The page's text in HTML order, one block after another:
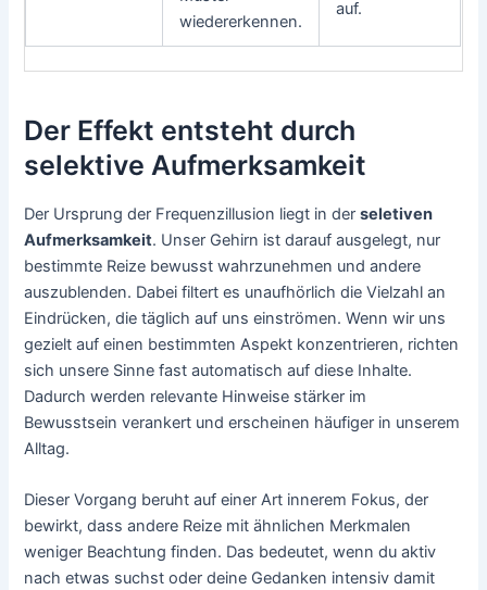
wiedererkennen.
auf.
Der Effekt entsteht durch
selektive Aufmerksamkeit
Der Ursprung der Frequenzillusion liegt in derseletiven
Aufmerksamkeit. Unser Gehirn ist darauf ausgelegt, nur
bestimmte Reize bewusst wahrzunehmen und andere
auszublenden. Dabei filtert es unaufhörlich die Vielzahl an
Eindrücken, die täglich auf uns einströmen. Wenn wir uns
gezielt auf einen bestimmten Aspekt konzentrieren, richten
sich unsere Sinne fast automatisch auf diese Inhalte.
Dadurch werden relevante Hinweise stärker im
Bewusstsein verankert und erscheinen häufiger in unserem
Alltag.
Dieser Vorgang beruht auf einer Art innerem Fokus, der
bewirkt, dass andere Reize mit ähnlichen Merkmalen
weniger Beachtung finden. Das bedeutet, wenn du aktiv
nach etwas suchst oder deine Gedanken intensiv damit